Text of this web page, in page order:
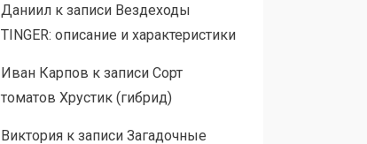
Даниилк записи Вездеходы
TINGER: описание и характеристики
Иван Карпов к записи Сорт
томатов Хрустик (гибрид)
Викторияк записи Загадочные